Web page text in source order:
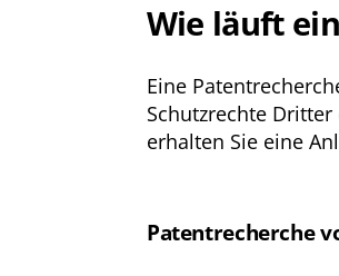
Wie läuft
Eine
Schutzrechte
erhalten Sie eine
Patentrecherche